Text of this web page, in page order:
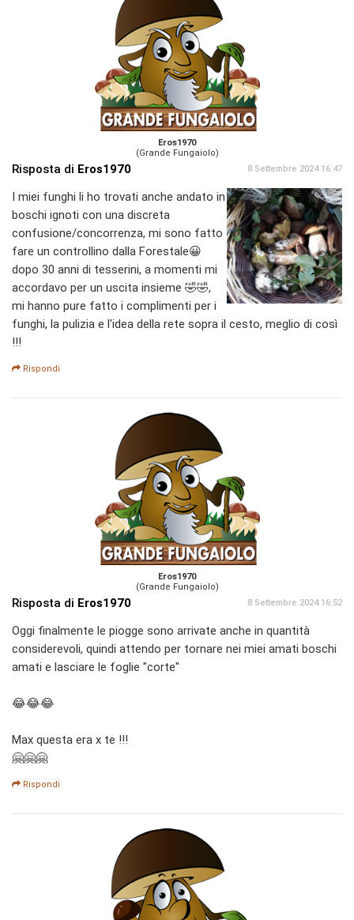
Eros1970
(Grande Fungaiolo)
Risposta di Eros1970 8 Settembre 2024 16:47
I miei funghi li ho trovati anche andato in
boschi ignoti con una discreta
confusione/concorrenza, mi sono fatto
fare un controllino dalla Forestale😀
dopo 30 anni di tesserini, a momenti mi
accordavo per un uscita insieme 🤣🤣,
mi hanno pure fatto i complimenti per i
funghi, la pulizia e l'idea della rete sopra il cesto, meglio di così
!!!
Rispondi
Eros1970
(Grande Fungaiolo)
Risposta di Eros1970 8 Settembre 2024 16:52
Oggi finalmente le piogge sono arrivate anche in quantità
considerevoli, quindi attendo per tornare nei miei amati boschi
amati e lasciare le foglie "corte"
😂😂😂
Max questa era x te !!!
🤗🤗🤗
Rispondi